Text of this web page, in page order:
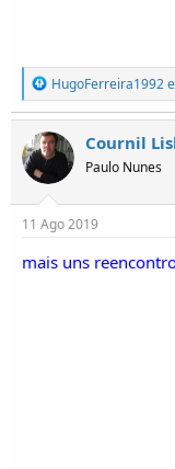
R
e
a
ç
õ
s
:
HugoFerreira1992e
Cournil
Paulo Nunes
11 Ago 2019
mais uns